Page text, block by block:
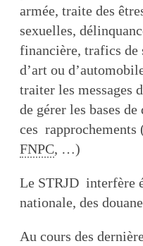
armée, traite des
sexuelles,
financière, trafics de
d’art ou
traiter les messages
de gérer les bases
ces rapprochements
FNPC, …)
Le STRJD interfère
nationale, des
Au cours des